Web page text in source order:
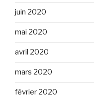
juin 2020
mai 2020
avril 2020
mars 2020
février 2020